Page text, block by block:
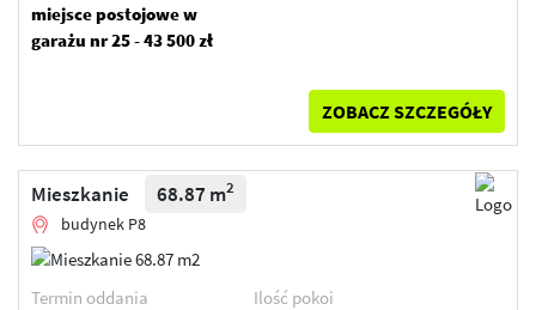
miejsce postojowe w
garażu nr 25 - 43 500 zł
ZOBACZ SZCZEGÓŁY
Mieszkanie 68.87 m2
budynek P8
Termin oddania
Ilość pokoi